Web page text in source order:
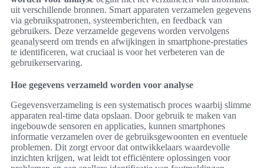
uit verschillende bronnen. Smart apparaten verzamelen gegevens
via gebruikspatronen, systeemberichten, en feedback van
gebruikers. Deze verzamelde gegevens worden vervolgens
geanalyseerd om trends en afwijkingen in smartphone-prestaties
te identificeren, wat cruciaal is voor het verbeteren van de
gebruikerservaring.
Hoe gegevens verzameld worden voor analyse
Gegevensverzameling is een systematisch proces waarbij slimme
apparaten real-time data opslaan. Door gebruik te maken van
ingebouwde sensoren en applicaties, kunnen smartphones
informatie verzamelen over de gebruiksgewoonten en eventuele
problemen. Dit zorgt ervoor dat ontwikkelaars waardevolle
inzichten krijgen, wat leidt tot efficiëntere oplossingen voor